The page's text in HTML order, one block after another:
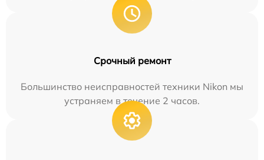
Срочный ремонт
Большинство неисправностей техники Nikon мы
устраняем в течение 2 часов.